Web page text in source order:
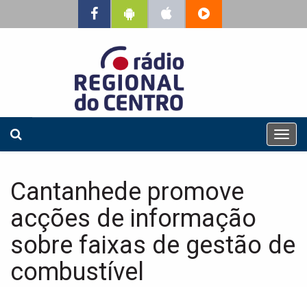
T
o
v
Cantanhede promove
acções de informação
sobre faixas de gestão de
combustível